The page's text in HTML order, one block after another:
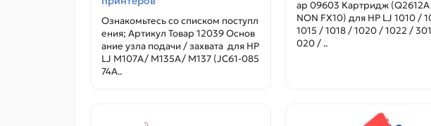
Ознакомьтесь со списком поступл
ения; Артикул Товар 12039 Основ
ание узла подачи / захвата для HP
LJ M107A/ M135A/ M137 (JC61-085
74A..
ар 09603 Картридж (Q2612A
NON FX10) для HP LJ 1010 /
1015 / 1018 / 1020 / 1022 /
020 / ..